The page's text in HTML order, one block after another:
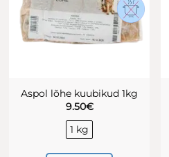
Aspol lõhe kuubikud 1kg
9.50€
1 kg